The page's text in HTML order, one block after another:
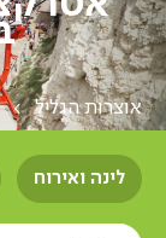
אוצרות הגליל
לינה ואירוח